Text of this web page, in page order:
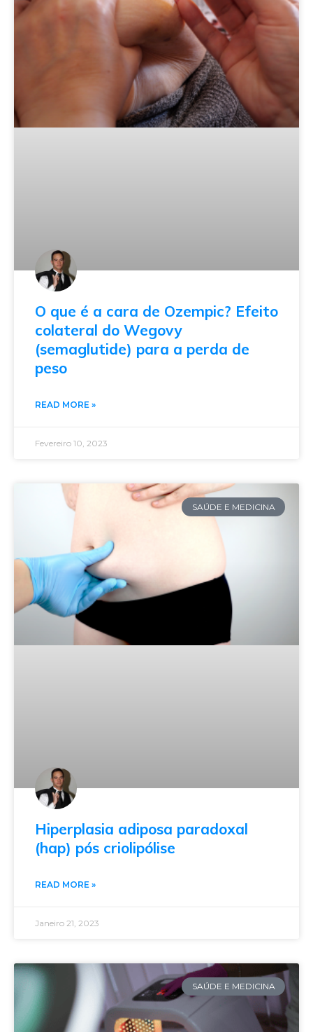
O que é a cara de Ozempic? Efeito
colateral do Wegovy
(semaglutide) para a perda de
peso
READ MORE »
Fevereiro 10, 2023
SAÚDE E MEDICINA
Hiperplasia adiposa paradoxal
(hap) pós criolipólise
READ MORE »
Janeiro 21, 2023
SAÚDE E MEDICINA